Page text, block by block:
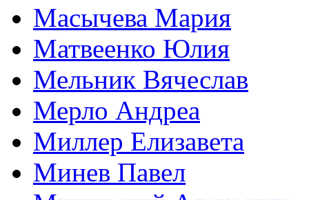
Масычева Мария
Матвеенко Юлия
Мельник Вячеслав
Мерло Андреа
Миллер Елизавета
Минев Павел